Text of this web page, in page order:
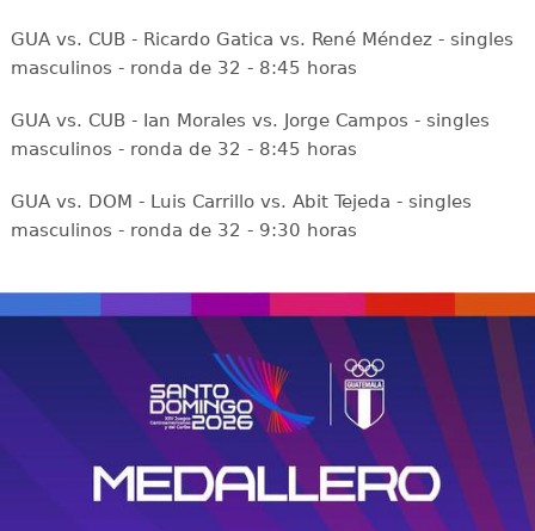
GUA vs. CUB - Ricardo Gatica vs. René Méndez - singles
masculinos - ronda de 32 - 8:45 horas
GUA vs. CUB - Ian Morales vs. Jorge Campos - singles
masculinos - ronda de 32 - 8:45 horas
GUA vs. DOM - Luis Carrillo vs. Abit Tejeda - singles
masculinos - ronda de 32 - 9:30 horas